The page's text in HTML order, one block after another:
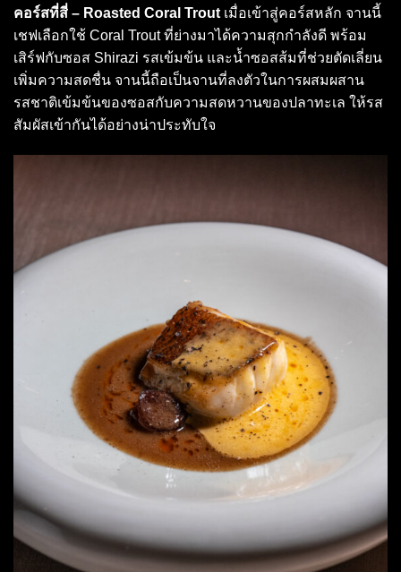
คอร์สที่สี่ – Roasted Coral Trout เมื่อเข้าสู่คอร์สหลัก จานนี้
เชฟเลือกใช้ Coral Trout ที่ย่างมาได้ความสุกกำลังดี พร้อม
เสิร์ฟกับซอส Shirazi รสเข้มข้น และน้ำซอสส้มที่ช่วยตัดเลี่ยน
เพิ่มความสดชื่น จานนี้ถือเป็นจานที่ลงตัวในการผสมผสาน
รสชาติเข้มข้นของซอสกับความสดหวานของปลาทะเล ให้รส
สัมผัสเข้ากันได้อย่างน่าประทับใจ